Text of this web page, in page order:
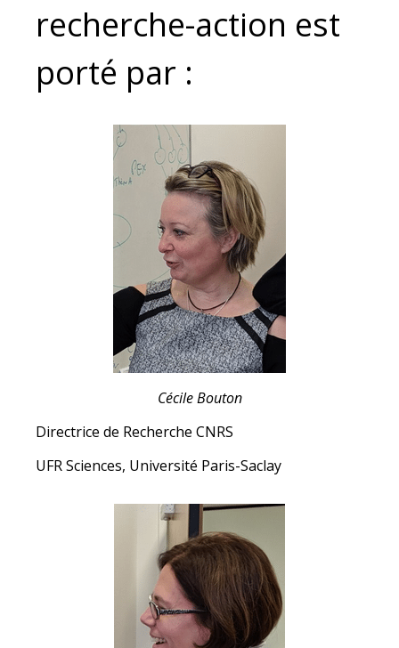
recherche-action est
porté par :
Cécile Bouton
Directrice de Recherche CNRS
UFR Sciences, Université Paris-Saclay